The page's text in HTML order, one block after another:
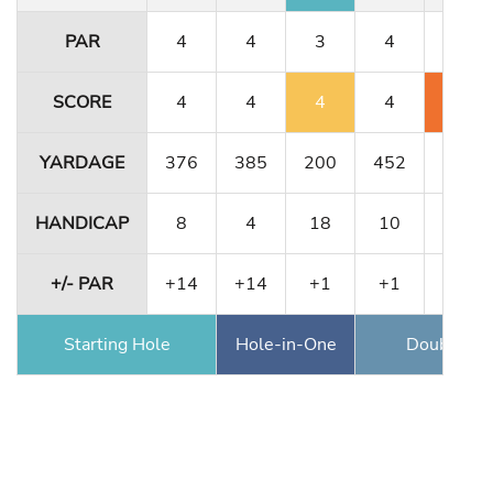
PAR 4 4 3 4
SCORE 4 4 4 4
YARDAGE 376 385 200 452
HANDICAP 8 4 18 10
+/- PAR +14 +14 +1 +1
Starting Hole Hole-in-One Double